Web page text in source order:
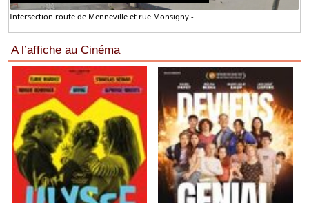
Intersection route de Menneville et rue Monsigny -
A l’affiche au Cinéma